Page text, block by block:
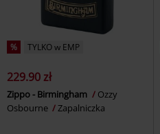
% TYLKO w EMP
229.90 zł
Zippo - Birmingham
Ozzy
Osbourne
Zapalniczka